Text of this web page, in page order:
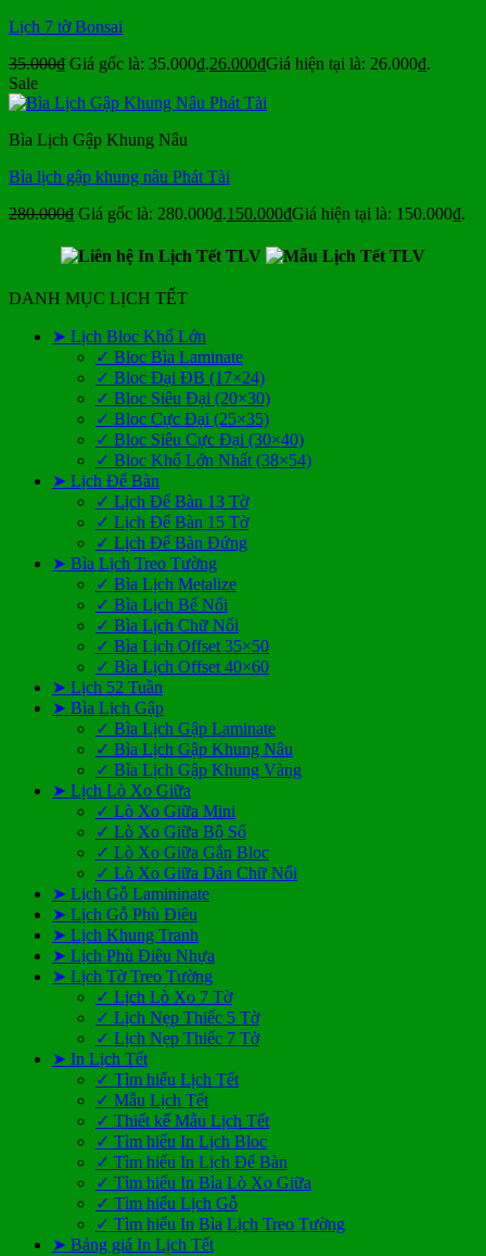
Lịch 7 tờ Bonsai
35.000₫ Giá gốc là: 35.000₫.26.000₫Giá hiện tại là: 26.000₫.
Sale
Bìa Lịch Gập Khung Nâu
Bìa lịch gập khung nâu Phát Tài
280.000₫ Giá gốc là: 280.000₫.150.000₫Giá hiện tại là: 150.000₫.
DANH MỤC LỊCH TẾT
➤ Lịch Bloc Khổ Lớn
✓ Bloc Bìa Laminate
✓ Bloc Đại ĐB (17×24)
✓ Bloc Siêu Đại (20×30)
✓ Bloc Cực Đại (25×35)
✓ Bloc Siêu Cực Đại (30×40)
✓ Bloc Khổ Lớn Nhất (38×54)
➤ Lịch Để Bàn
✓ Lịch Để Bàn 13 Tờ
✓ Lịch Để Bàn 15 Tờ
✓ Lịch Để Bàn Đứng
➤ Bìa Lịch Treo Tường
✓ Bìa Lịch Metalize
✓ Bìa Lịch Bế Nổi
✓ Bìa Lịch Chữ Nổi
✓ Bìa Lịch Offset 35×50
✓ Bìa Lịch Offset 40×60
➤ Lịch 52 Tuần
➤ Bìa Lịch Gập
✓ Bìa Lịch Gập Laminate
✓ Bìa Lịch Gập Khung Nâu
✓ Bìa Lịch Gập Khung Vàng
➤ Lịch Lò Xo Giữa
✓ Lò Xo Giữa Mini
✓ Lò Xo Giữa Bộ Số
✓ Lò Xo Giữa Gắn Bloc
✓ Lò Xo Giữa Dán Chữ Nổi
➤ Lịch Gỗ Lamininate
➤ Lịch Gỗ Phù Điêu
➤ Lịch Khung Tranh
➤ Lịch Phù Điêu Nhựa
➤ Lịch Tờ Treo Tường
✓ Lịch Lò Xo 7 Tờ
✓ Lịch Nẹp Thiếc 5 Tờ
✓ Lịch Nẹp Thiếc 7 Tờ
➤ In Lịch Tết
✓ Tìm hiểu Lịch Tết
✓ Mẫu Lịch Tết
✓ Thiết kế Mẫu Lịch Tết
✓ Tìm hiểu In Lịch Bloc
✓ Tìm hiểu In Lịch Để Bàn
✓ Tìm hiểu In Bìa Lò Xo Giữa
✓ Tìm hiểu Lịch Gỗ
✓ Tìm hiểu In Bìa Lịch Treo Tường
➤ Bảng giá In Lịch Tết